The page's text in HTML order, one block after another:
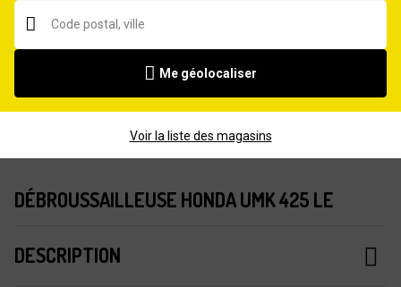
DÉBROUSSAILLEUSE HONDA UMK 425 LE
DESCRIPTION
Me géolocaliser
Voir la liste des magasins